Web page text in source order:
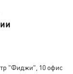
"Фиджи", 10 офис